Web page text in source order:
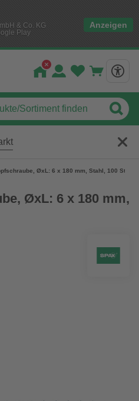
& Co. KG
Play
Anzeigen
ØxL: 6 x 180 mm, Stahl, 100 Stück
ØxL: 6 x 180 mm,